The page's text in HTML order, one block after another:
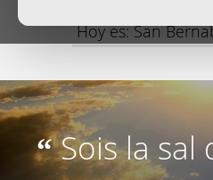
Hoy es: San
“Sois la sal